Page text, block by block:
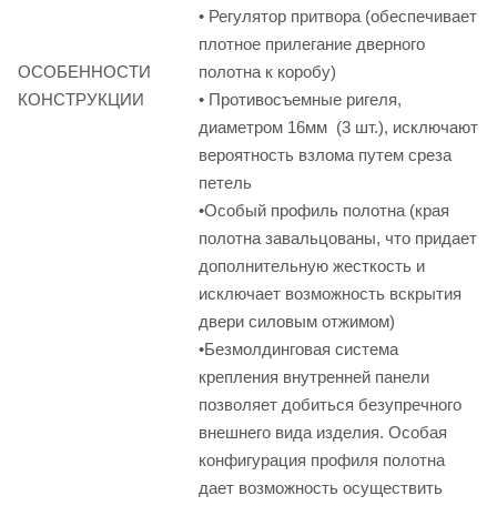
ОСОБЕННОСТИ
КОНСТРУКЦИИ
• Регулятор притвора (обеспечивает
плотное прилегание дверного
полотна к коробу)
• Противосъемные ригеля,
диаметром 16мм (3 шт.), исключают
вероятность взлома путем среза
петель
•Особый профиль полотна (края
полотна завальцованы, что придает
дополнительную жесткость и
исключает возможность вскрытия
двери силовым отжимом)
•Безмолдинговая система
крепления внутренней панели
позволяет добиться безупречного
внешнего вида изделия. Особая
конфигурация профиля полотна
дает возможность осуществить